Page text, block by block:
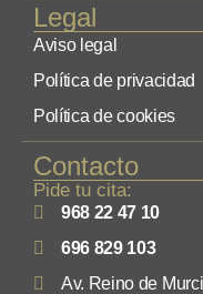
Legal
Aviso legal
Política de privacidad
Política de cookies
Contacto
Pide tu cita:
968 22 47 10
696 829 103
Av. Reino de